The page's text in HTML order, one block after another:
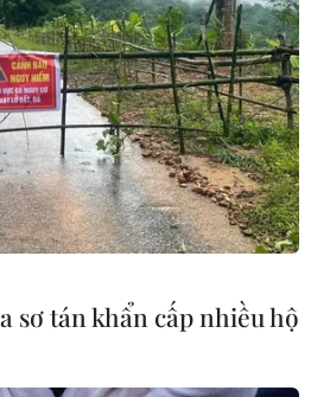
sơ tán khẩn cấp nhiều hộ